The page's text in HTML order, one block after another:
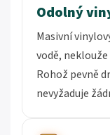
Odolný
Masivní
vodě,
Rohož pevně
nevyžaduje